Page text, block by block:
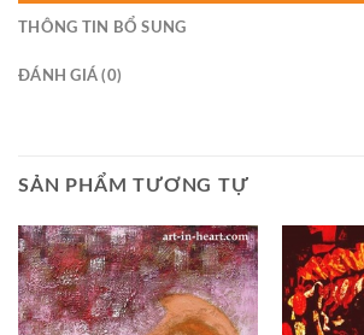
THÔNG TIN BỔ SUNG
ĐÁNH GIÁ (0)
SẢN PHẨM TƯƠNG TỰ